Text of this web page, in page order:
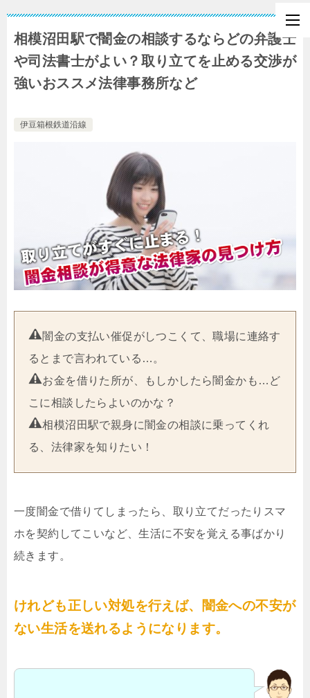
相模沼田駅で闇金の相談するならどの弁護士
や司法書士がよい？取り立てを止める交渉が
強いおススメ法律事務所など
伊豆箱根鉄道沿線
闇金の支払い催促がしつこくて、職場に連絡す
るとまで言われている…。
お金を借りた所が、もしかしたら闇金かも…ど
こに相談したらよいのかな？
相模沼田駅で親身に闇金の相談に乗ってくれ
る、法律家を知りたい！
一度闇金で借りてしまったら、取り立てだったりスマ
ホを契約してこいなど、生活に不安を覚える事ばかり
続きます。
けれども正しい対処を行えば、闇金への不安が
ない生活を送れるようになります。